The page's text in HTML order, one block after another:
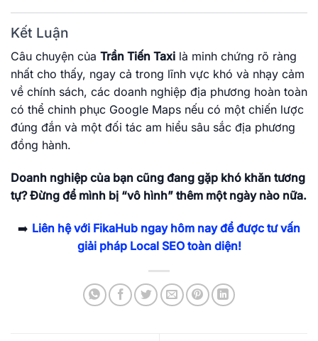
Kết Luận
Câu chuyện của Trần Tiến Taxi là minh chứng rõ ràng
nhất cho thấy, ngay cả trong lĩnh vực khó và nhạy cảm
về chính sách, các doanh nghiệp địa phương hoàn toàn
có thể chinh phục Google Maps nếu có một chiến lược
đúng đắn và một đối tác am hiểu sâu sắc địa phương
đồng hành.
Doanh nghiệp của bạn cũng đang gặp khó khăn tương
tự? Đừng để mình bị “vô hình” thêm một ngày nào nữa.
➡️ Liên hệ với FikaHub ngay hôm nay để được tư vấn
giải pháp Local SEO toàn diện!